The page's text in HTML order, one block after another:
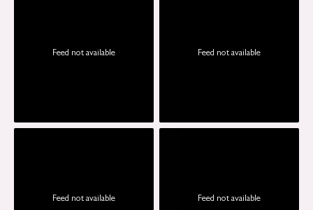
Feed not available Feed not available
Feed not available Feed not available